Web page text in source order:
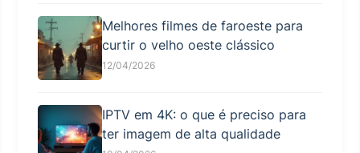
Melhores filmes de faroeste para
curtir o velho oeste clássico
12/04/2026
IPTV em 4K: o que é preciso para
ter imagem de alta qualidade